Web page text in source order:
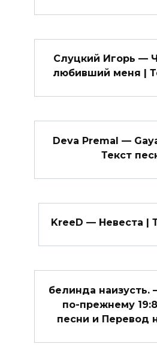
Слуцкий Игорь —
любивший меня |
Deva Premal —
Текст
KreeD — Невеста |
белинда наизусть.
по-прежнему
песни и Перевод